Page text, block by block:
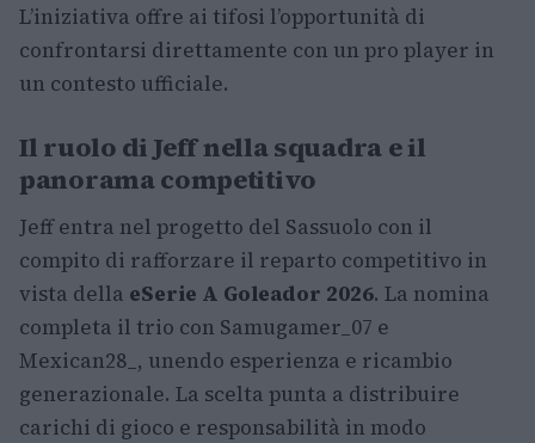
L’iniziativa offre ai tifosi l’opportunità di
confrontarsi direttamente con un pro player in
un contesto ufficiale.
Il ruolo di Jeff nella squadra e il
panorama competitivo
Jeff entra nel progetto del Sassuolo con il
compito di rafforzare il reparto competitivo in
vista della eSerie A Goleador 2026. La nomina
completa il trio con Samugamer_07 e
Mexican28_, unendo esperienza e ricambio
generazionale. La scelta punta a distribuire
carichi di gioco e responsabilità in modo